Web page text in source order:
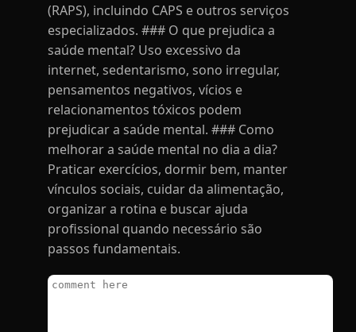
(RAPS), incluindo CAPS e outros serviços
especializados. ### O que prejudica a
saúde mental? Uso excessivo da
internet, sedentarismo, sono irregular,
pensamentos negativos, vícios e
relacionamentos tóxicos podem
prejudicar a saúde mental. ### Como
melhorar a saúde mental no dia a dia?
Praticar exercícios, dormir bem, manter
vínculos sociais, cuidar da alimentação,
organizar a rotina e buscar ajuda
profissional quando necessário são
passos fundamentais.